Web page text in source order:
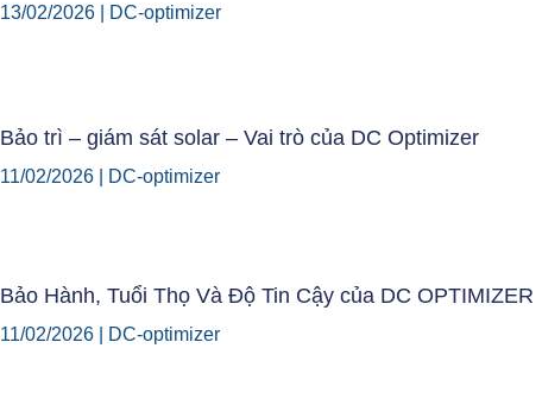
13/02/2026 DC-optimizer
Bảo trì – giám sát solar – Vai trò của DC Optimizer
11/02/2026 DC-optimizer
Bảo Hành, Tuổi Thọ Và Độ Tin Cậy của DC OPTIMIZER
11/02/2026 DC-optimizer